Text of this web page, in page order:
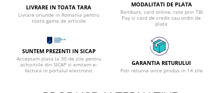
LIVRARE IN TOATA TARA
Livrare oriunde in Romania pentru
toata gama de articole
MODALITATI DE PLATA
Ramburs, card online, rate prin TBI
Pay si card de credit sau ordin de
plata
SUNTEM PREZENTI IN SICAP
Acceptam plata la 30 de zile pentru
achizitiile din SICAP si emitem e-
factura in portalul electronic
GARANTIA RETURULUI
Poti returna orice produs in 14 zile